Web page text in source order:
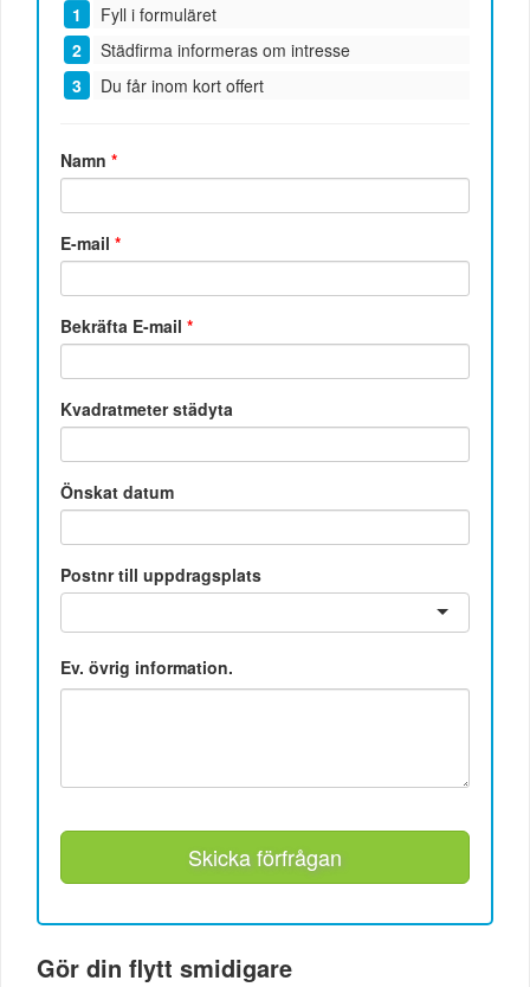
Fyll i formuläret
Städfirma informeras om intresse
Du får inom kort offert
Namn*
E-mail*
Bekräfta E-mail*
Kvadratmeter städyta
Önskat datum
Postnr till uppdragsplats
Ev. övrig information.
Skicka förfrågan
Gör din flytt smidigare